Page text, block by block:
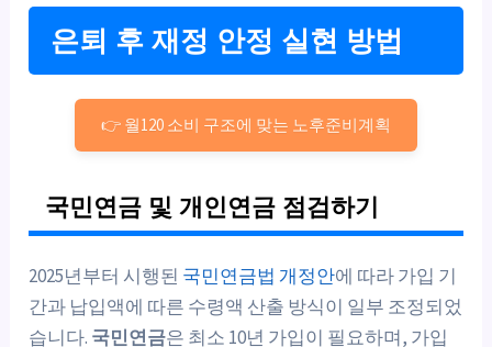
은퇴 후 재정 안정 실현 방법
👉 월120 소비 구조에 맞는 노후준비계획
국민연금 및 개인연금 점검하기
2025년부터 시행된 국민연금법 개정안에 따라 가입 기
간과 납입액에 따른 수령액 산출 방식이 일부 조정되었
습니다. 국민연금은 최소 10년 가입이 필요하며, 가입